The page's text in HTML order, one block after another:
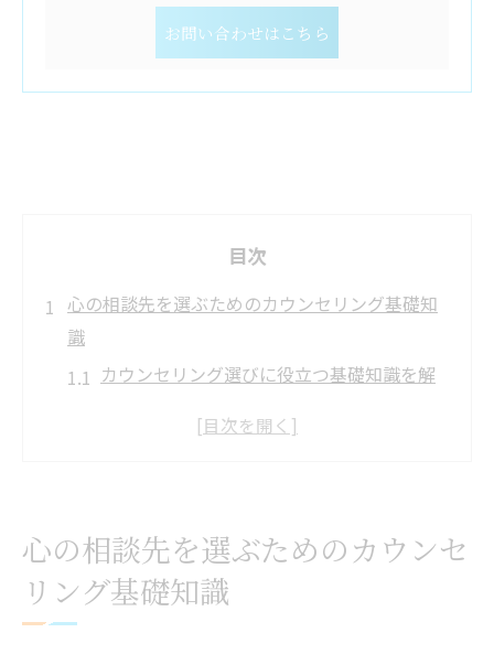
お問い合わせはこちら
目次
心の相談先を選ぶためのカウンセリング基礎知
識
カウンセリング選びに役立つ基礎知識を解
法
初めての方が安心できる相談体制とは
心の相談先を選ぶためのカウンセ
リング基礎知識